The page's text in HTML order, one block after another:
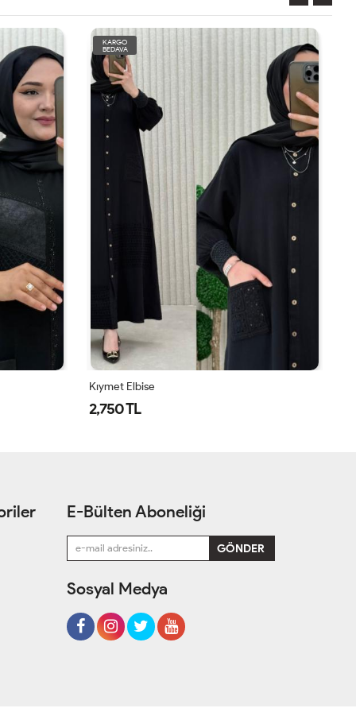
KARGO
BEDAVA
Kıymet Elbise
2,750 TL
E-Bülten Aboneliği
Sosyal Medya